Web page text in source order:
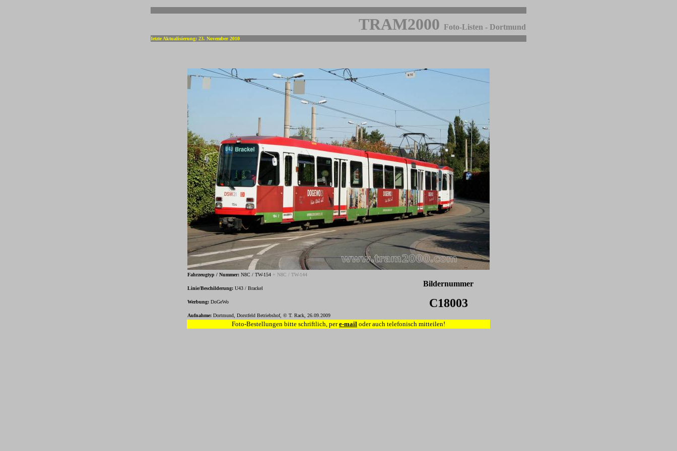
TRAM2000 Foto-Listen - Dortmund
letzte Aktualisierung: 23. November 2010
Fahrzeugtyp / Nummer: N8C / TW-154 + N8C / TW-144
Linie/Beschilderung: U43 / Brackel
Werbung: DoGeWo
Aufnahme: Dortmund, Dorstfeld Betriebshof, © T. Rack, 26.09.2009
Bildernummer
C18003
Foto-Bestellungen bitte schriftlich, pere-mail oder auch telefonisch mitteilen!